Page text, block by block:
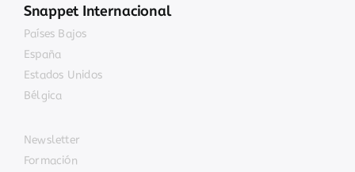
Snappet Internacional
Países Bajos
España
Estados Unidos
Bélgica
Newsletter
Formación